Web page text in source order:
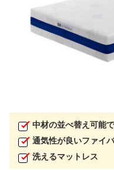
中材の並べ替え可能
通気性が良いファイ
洗えるマットレス